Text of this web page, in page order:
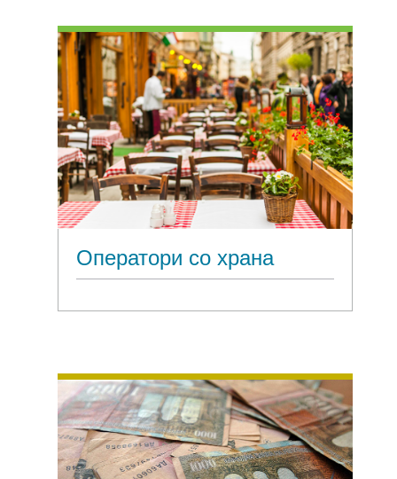
Оператори со храна